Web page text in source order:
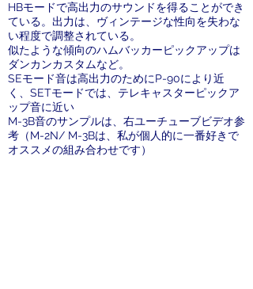
HBモードで高出力のサウンドを得ることができ
ている。出力は、ヴィンテージな性向を失わな
い程度で調整されている。
似たような傾向のハムバッカーピックアップは
ダンカンカスタムなど。
SEモード音は高出力のためにP-90により近
く、SETモードでは、テレキャスターピックア
ップ音に近い
M-3B音のサンプルは、右ユーチューブビデオ参
考（M-2N/ M-3Bは、私が個人的に一番好きで
オススメの組み合わせです）